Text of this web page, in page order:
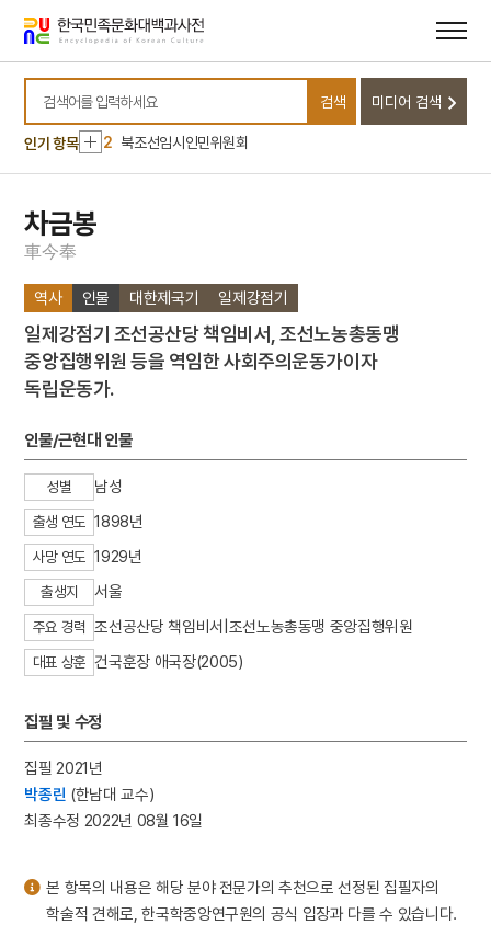
바로가기
바로가기
검색어를 입력하세요
검색 미디어 검색
인기 항목
10 국화 옆에서
1 금오신화
2 북조선임시인민위원회
3 열하일기
7
완당전집
8
조선혁명선언
9
개천군
1 금오신화
6
7 완당전집
8
조선혁명선언
차금봉
車今奉
역사 인물 대한제국기 일제강점기
일제강점기 조선공산당 책임비서, 조선노농총동맹
중앙집행위원 등을 역임한 사회주의운동가이자
독립운동가.
인물/근현대 인물
성별 남성
출생 연도 1898년
사망 연도 1929년
출생지 서울
주요 경력 조선공산당 책임비서|조선노농총동맹 중앙집행위원
대표 상훈 건국훈장 애국장(2005)
집필 및 수정
집필 2021년
박종린 (한남대 교수)
최종수정 2022년 08월 16일
본 항목의 내용은 해당 분야 전문가의 추천으로 선정된 집필자의
학술적 견해로, 한국학중앙연구원의 공식 입장과 다를 수 있습니다.